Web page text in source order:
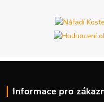
Informace pro